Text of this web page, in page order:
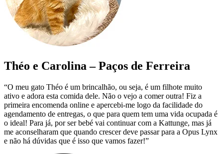
Théo e Carolina – Paços de Ferreira
“O meu gato Théo é um brincalhão, ou seja, é um filhote muito
ativo e adora esta comida dele. Não o vejo a comer outra! Fiz a
primeira encomenda online e apercebi-me logo da facilidade do
agendamento de entregas, o que para quem tem uma vida ocupada é
o ideal! Para já, por ser bebé vai continuar com a Kattunge, mas já
me aconselharam que quando crescer deve passar para a Opus Lynx
e não há dúvidas que é isso que vamos fazer!”